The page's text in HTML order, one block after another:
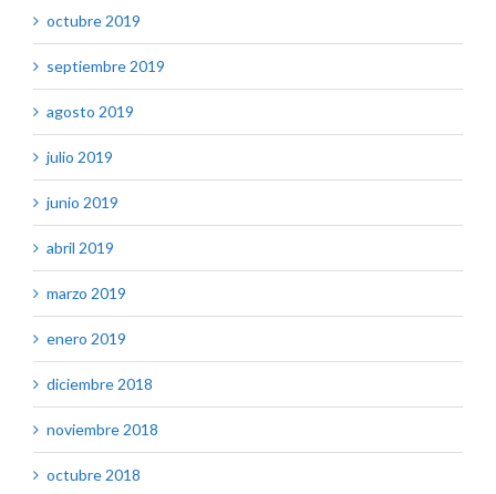
octubre 2019
septiembre 2019
agosto 2019
julio 2019
junio 2019
abril 2019
marzo 2019
enero 2019
diciembre 2018
noviembre 2018
octubre 2018